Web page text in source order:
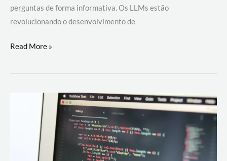
perguntas de forma informativa. Os LLMs estão
revolucionando o desenvolvimento de
Large
Models
revolucionando
Read More »